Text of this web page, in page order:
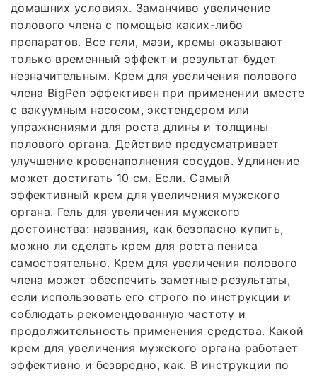
домашних условиях. Заманчиво увеличение
полового члена с помощью каких-либо
препаратов. Все гели, мази, кремы оказывают
только временный эффект и результат будет
незначительным. Крем для увеличения полового
члена BigPen эффективен при применении вместе
с вакуумным насосом, экстендером или
упражнениями для роста длины и толщины
полового органа. Действие предусматривает
улучшение кровенаполнения сосудов. Удлинение
может достигать 10 см. Если. Самый
эффективный крем для увеличения мужского
органа. Гель для увеличения мужского
достоинства: названия, как безопасно купить,
можно ли сделать крем для роста пениса
самостоятельно. Крем для увеличения полового
члена может обеспечить заметные результаты,
если использовать его строго по инструкции и
соблюдать рекомендованную частоту и
продолжительность применения средства. Какой
крем для увеличения мужского органа работает
эффективно и безвредно, как. В инструкции по